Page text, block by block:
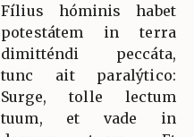
Fílius hóminis habet
potestátem in terra
dimitténdi peccáta,
tunc ait paralýtico:
Surge, tolle lectum
tuum, et vade in